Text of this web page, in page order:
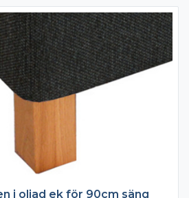
i oljad ek för 90cm säng